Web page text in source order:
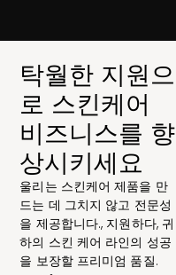
탁월한 지원으
로 스킨케어
비즈니스를 향
상시키세요
울리는 스킨케어 제품을 만
드는 데 그치지 않고 전문성
을 제공합니다., 지원하다, 귀
하의 스킨 케어 라인의 성공
을 보장할 프리미엄 품질.